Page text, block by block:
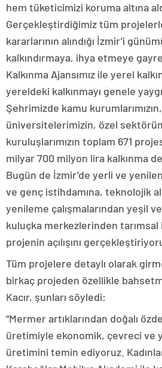
hem tüketicimizi koruma altına
Gerçekleştirdiğimiz tüm
kararlarının alındığı İzmir’i
kalkındırmaya, ihya etmeye
Kalkınma Ajansımız ile yerel
yereldeki kalkınmayı genele
Şehrimizde kamu
üniversitelerimizin, özel
kuruluşlarımızın toplam 671
milyar 700 milyon lira kalkınma
Bugün de İzmir’de yerli ve
ve genç istihdamına, teknolojik
yenileme çalışmalarından yeşil
kuluçka merkezlerinden tarımsal
projenin açılışını
Tüm projelere detaylı olarak
birkaç projeden özellikle
Kacır, şunları söyledi:
“Mermer artıklarından doğalı
üretimiyle ekonomik, çevreci ve
üretimini temin ediyoruz.